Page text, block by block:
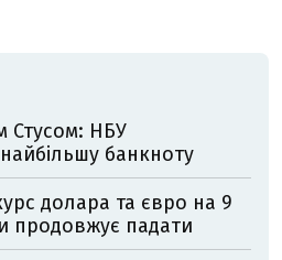
Стусом: НБУ
банкноту
долара та євро на 9
продовжує падати